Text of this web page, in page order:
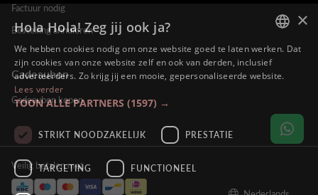
Factuur nodig
Bestelling annuleren
Cadeaubon
Cadeaubon kopen
Veilig betalen met
DUTCH
ENGLISH
GERMAN
×
Hola Hola! Zeg jij ook ja?
We hebben cookies nodig om onze website goed te laten werken. Dat
zijn cookies van onze website zelf en ook van derden, inclusief
adverteerders. Zo krijg jij een mooie, gepersonaliseerde website.
Lees verder
TOON ALLE PARTNERS (1597) →
STRIKT NOODZAKELIJK PRESTATIE
TARGETING FUNCTIONEEL